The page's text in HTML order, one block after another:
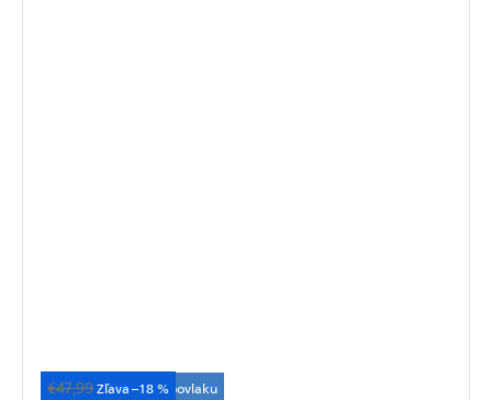
Účinné odstránenie povlaku
€47,99 –18 %